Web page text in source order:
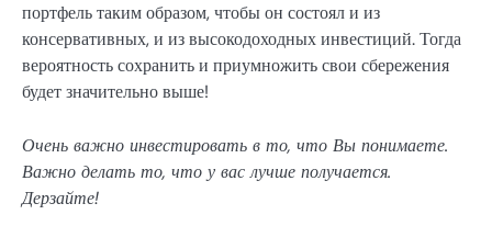
портфель таким образом, чтобы он состоял и из
консервативных, и из высокодоходных инвестиций. Тогда
вероятность сохранить и приумножить свои сбережения
будет значительно выше!
Очень важно инвестировать в то, что Вы понимаете.
Важно делать то, что у вас лучше получается.
Дерзайте!